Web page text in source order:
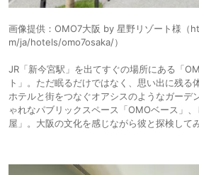
画像提供：OMO7大阪 by 星野リゾート様
m/ja/hotels/omo7osaka/）
JR「新今宮駅」を出てすぐの場所にある「
ト」。ただ眠るだけではなく、思い出に残る
ホテルと街をつなぐオアシスのようなガーデ
ゃれなパブリックスペース「OMOベース」
屋」。大阪の文化を感じながら彼と探検してみ